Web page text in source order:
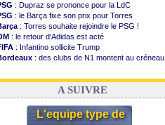
: Dupraz se prononce pour la LdC
: le Barça fixe son prix pour Torres
: Torres souhaite rejoindre le PSG !
: le retour d'Adidas est acté
: Infantino sollicite Trump
: des clubs de N1 montent au créneau
: le démenti de Leipzig pour Diomandé
A SUIVRE
L'equipe type de